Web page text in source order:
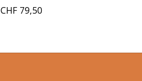
CHF 79,50